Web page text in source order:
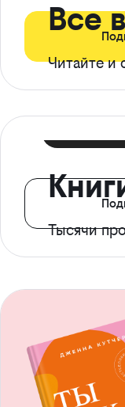
Все
Читайте и
Тысячи
с